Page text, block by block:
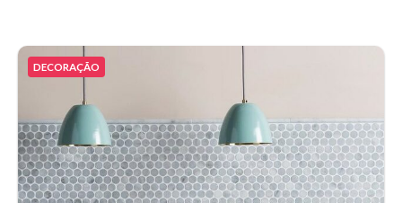
DECORAÇÃO